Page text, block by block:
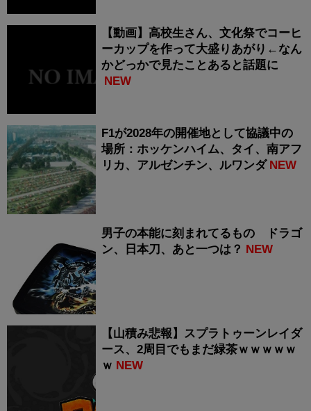
【動画】高校生さん、文化祭でコーヒ
ーカップを作って大盛りあがり←なん
かどっかで見たことあると話題に
NEW
F1が2028年の開催地として協議中の
場所：ホッケンハイム、タイ、南アフ
リカ、アルゼンチン、ルワンダ NEW
男子の本能に刻まれてるもの ドラゴ
ン、日本刀、あと一つは？ NEW
【山積み悲報】スプラトゥーンレイダ
ース、2周目でもまだ緑茶ｗｗｗｗｗ
ｗ NEW